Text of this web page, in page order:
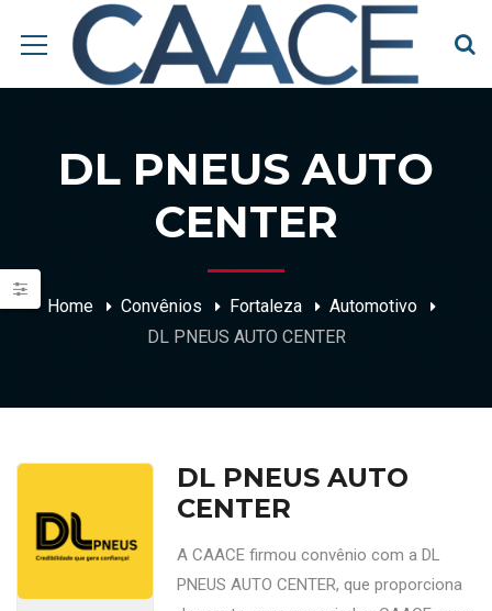
DL PNEUS AUTO
CENTER
Home Convênios Fortaleza
Automotivo
DL PNEUS AUTO CENTER
DL PNEUS AUTO
CENTER
A CAACE firmou convênio com a DL
PNEUS AUTO CENTER, que proporciona